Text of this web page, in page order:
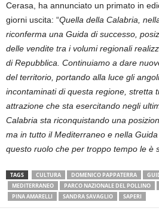
Cerasa, ha annunciato un primato in
giorni uscita: “Quella della Calabria,
riconferma una Guida di successo,
delle vendite tra i volumi regionali
di Repubblica. Continuiamo a dare
del territorio, portando alla luce gli
incontaminati di questa regione, stretta
attrazione che sta esercitando negli
Calabria sta riconquistando una
ma in tutto il Mediterraneo e nella
questo ruolo che per troppo tempo le è
TAGS CULTURA DOMENICO PAPPATERRA
MEDITERRANEO
PARCO NAZIONALE DEL POLLINO
PINA AMARELLI
SANDRA SAVAGLIO SAPERI